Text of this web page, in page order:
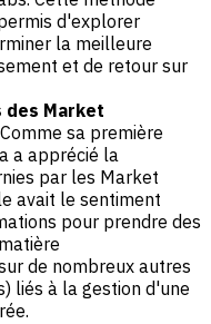
d'explorer
la meilleure
et de retour sur
des Market
Comme sa première
a apprécié la
par les Market
avait le sentiment
pour prendre des
de nombreux autres
liés à la gestion d'une